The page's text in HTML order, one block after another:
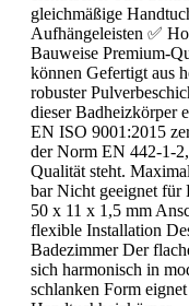
gleichmäßige
Aufhängeleisten ✅
Bauweise Premium-
können Gefertigt aus
robuster
dieser Badheizkörper
EN ISO 9001:2015
der Norm EN 442-1-
Qualität steht.
bar Nicht geeignet für
50 x 11 x 1,5 mm
flexible Installation
Badezimmer Der
sich harmonisch in
schlanken Form